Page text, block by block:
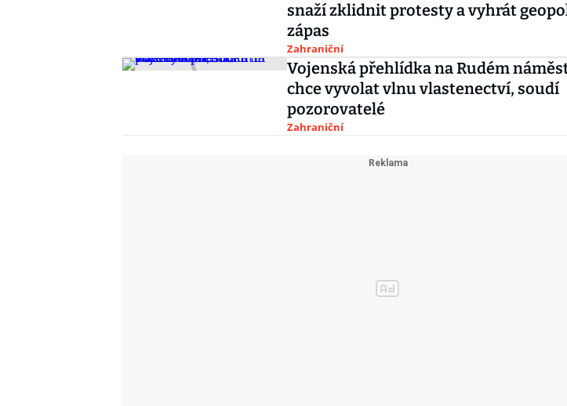
snaží zklidnit protesty a vyhrát
zápas
Zahraniční
Vojenská přehlídka na Rudém
chce vyvolat vlnu vlastenectví, soudí
pozorovatelé
Zahraniční